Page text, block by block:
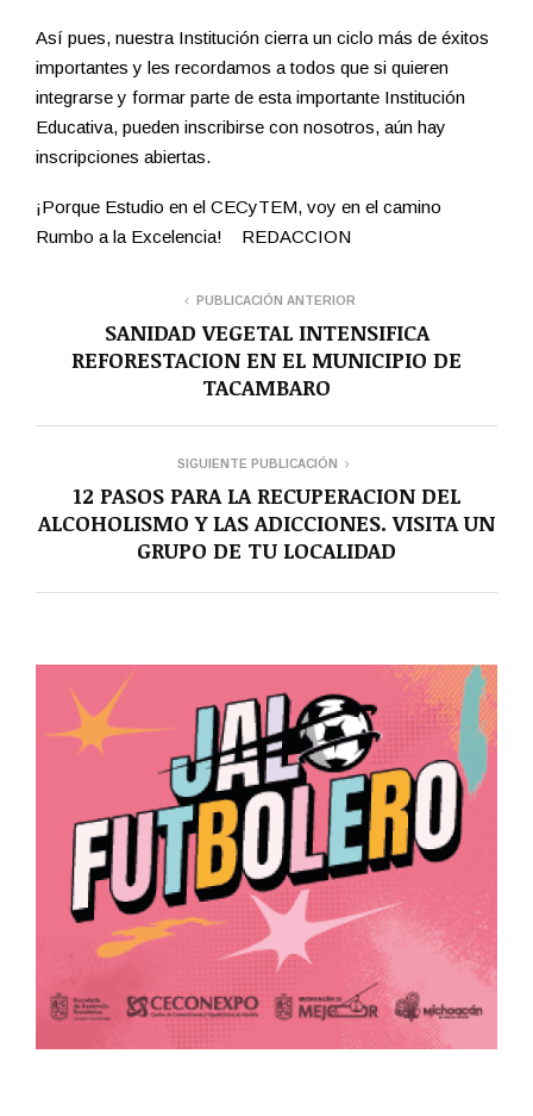
Así pues, nuestra Institución cierra un ciclo más de éxitos
importantes y les recordamos a todos que si quieren
integrarse y formar parte de esta importante Institución
Educativa, pueden inscribirse con nosotros, aún hay
inscripciones abiertas.
¡Porque Estudio en el CECyTEM, voy en el camino
Rumbo a la Excelencia! REDACCION
PUBLICACIÓN ANTERIOR
SANIDAD VEGETAL INTENSIFICA
REFORESTACION EN EL MUNICIPIO DE
TACAMBARO
SIGUIENTE PUBLICACIÓN
12 PASOS PARA LA RECUPERACION DEL
ALCOHOLISMO Y LAS ADICCIONES. VISITA UN
GRUPO DE TU LOCALIDAD